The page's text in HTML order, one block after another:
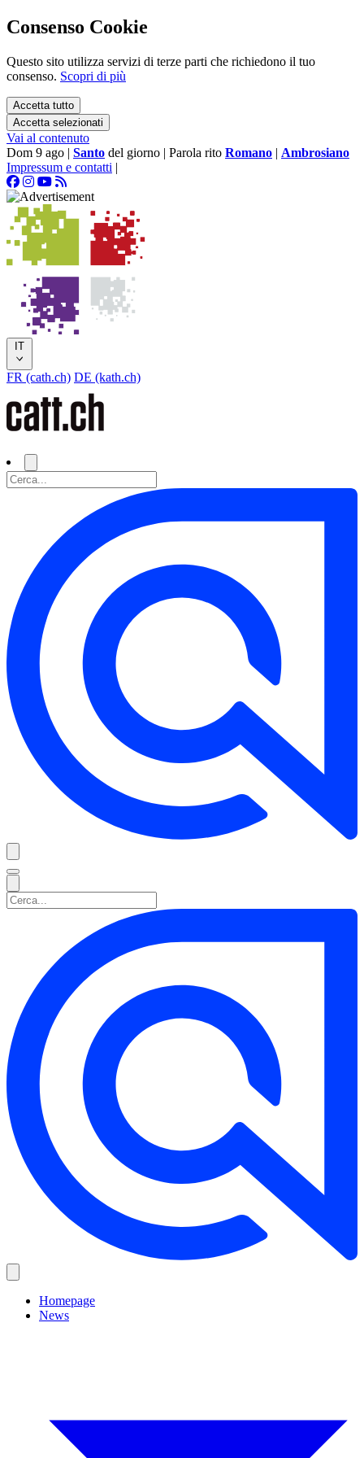
Consenso Cookie
Questo sito utilizza servizi di terze parti che richiedono il tuo
consenso. Scopri di più
Accetta tutto
Accetta selezionati
Vai al contenuto
Dom 9 ago | Santo del giorno | Parola rito Romano | Ambrosiano
Impressum e contatti |
IT
FR (cath.ch) DE (kath.ch)
Homepage
News